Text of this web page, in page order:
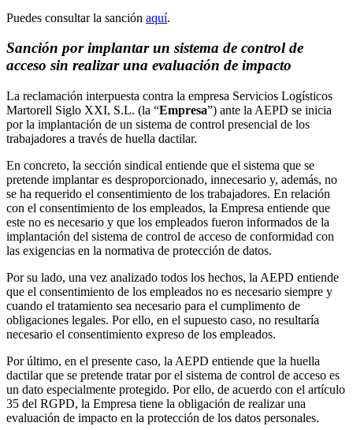
Puedes consultar la sanción aquí.
Sanción por implantar un sistema de control de
acceso sin realizar una evaluación de impacto
La reclamación interpuesta contra la empresa Servicios Logísticos
Martorell Siglo XXI, S.L. (la “Empresa”) ante la AEPD se inicia
por la implantación de un sistema de control presencial de los
trabajadores a través de huella dactilar.
En concreto, la sección sindical entiende que el sistema que se
pretende implantar es desproporcionado, innecesario y, además, no
se ha requerido el consentimiento de los trabajadores. En relación
con el consentimiento de los empleados, la Empresa entiende que
este no es necesario y que los empleados fueron informados de la
implantación del sistema de control de acceso de conformidad con
las exigencias en la normativa de protección de datos.
Por su lado, una vez analizado todos los hechos, la AEPD entiende
que el consentimiento de los empleados no es necesario siempre y
cuando el tratamiento sea necesario para el cumplimento de
obligaciones legales. Por ello, en el supuesto caso, no resultaría
necesario el consentimiento expreso de los empleados.
Por último, en el presente caso, la AEPD entiende que la huella
dactilar que se pretende tratar por el sistema de control de acceso es
un dato especialmente protegido. Por ello, de acuerdo con el artículo
35 del RGPD, la Empresa tiene la obligación de realizar una
evaluación de impacto en la protección de los datos personales.